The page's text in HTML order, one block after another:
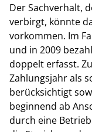
Der Sachverhalt,
verbirgt, könnte
vorkommen. Im
und in 2009
doppelt erfasst.
Zahlungsjahr als
berücksichtigt
beginnend ab
durch eine